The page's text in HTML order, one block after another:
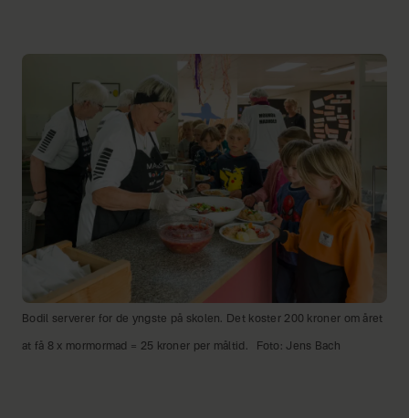
Bodil serverer for de yngste på skolen. Det koster 200 kroner om året
at få 8 x mormormad = 25 kroner per måltid. Foto: Jens Bach